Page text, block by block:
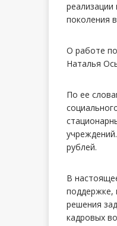
реализации
поколения
О работе
Наталья
По ее
рублей.
В
поддержке,
решения
кадровых